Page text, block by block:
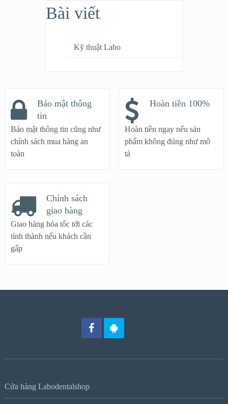
Bài viết
Kỹ thuật Labo
Bảo mật thông
tin
Bảo mật thông tin cũng như
chính sách mua hàng an
toàn
Hoàn tiền 100%
Hoàn tiền ngay nếu sản
phẩm không đúng như mô
tả
Chính sách
giao hàng
Giao hàng hỏa tốc tới các
tỉnh thành nếu khách cần
gấp
Cửa hàng Labodentalshop